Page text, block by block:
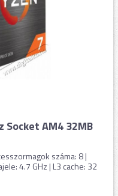
Socket AM4 32MB
száma: 8 |
4.7 GHz | L3 cache: 32